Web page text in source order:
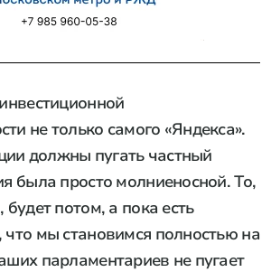
не только самого «Яндекса».
должны пугать частный
была просто молниеносной. То,
будет потом, а пока есть
что мы становимся полностью на
парламентариев не пугает